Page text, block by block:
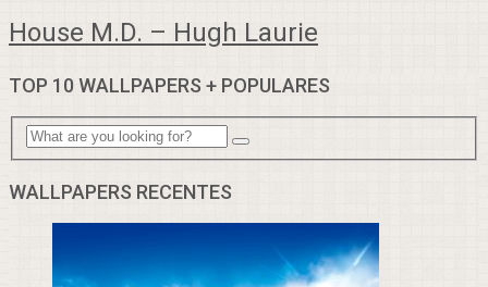
House M.D. – Hugh Laurie
TOP 10 WALLPAPERS + POPULARES
WALLPAPERS RECENTES